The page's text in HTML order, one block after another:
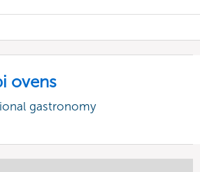
ovens
gastronomy